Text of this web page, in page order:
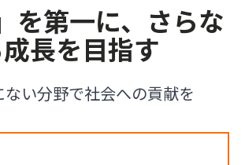
を第一に、さらな
長を目指す
ない分野で社会への貢献を